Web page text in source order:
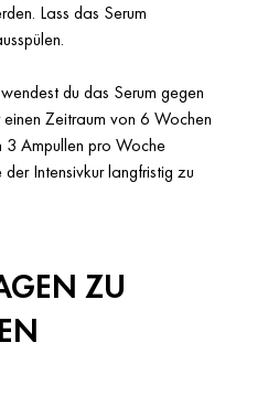
Lass das Serum
du das Serum gegen
Zeitraum von 6 Wochen
3 Ampullen pro Woche
Intensivkur langfristig zu
ZU